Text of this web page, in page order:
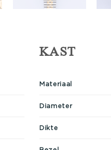
KAST
Materiaal
Diameter
Dikte